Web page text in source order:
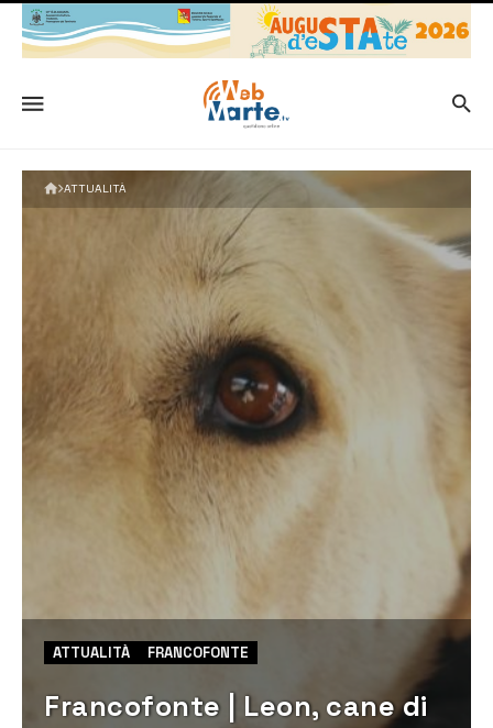
ATTUALITÀ
ATTUALITÀ FRANCOFONTE
Francofonte | Leon, cane di